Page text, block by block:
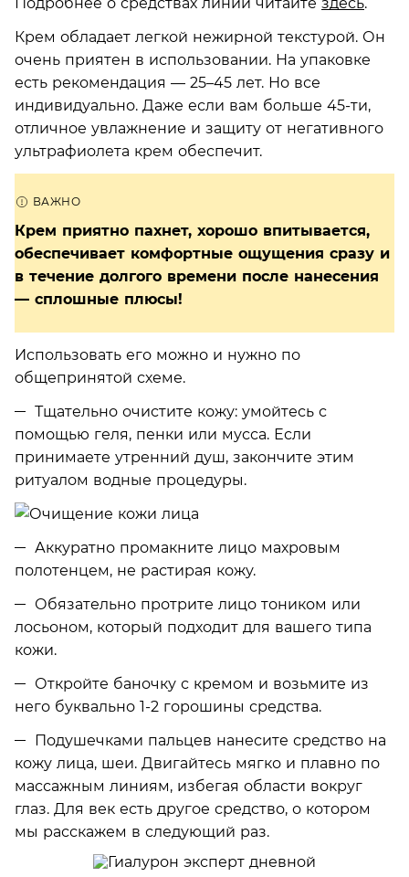
Крем обладает легкой нежирной текстурой. Он
очень приятен в использовании. На упаковке
есть рекомендация —­ 25–45 лет. Но все
индивидуально. Даже если вам больше 45-ти,
отличное увлажнение и защиту от негативного
ультрафиолета крем обеспечит.
Крем приятно пахнет, хорошо впитывается,
обеспечивает комфортные ощущения сразу и
в течение долгого времени после нанесения
— сплошные плюсы!
Использовать его можно и нужно по
общепринятой схеме.
Тщательно очистите кожу: умойтесь с
помощью геля, пенки или мусса. Если
принимаете утренний душ, закончите этим
ритуалом водные процедуры.
Аккуратно промакните лицо махровым
полотенцем, не растирая кожу.
Обязательно протрите лицо тоником или
лосьоном, который подходит для вашего типа
кожи.
Откройте баночку с кремом и возьмите из
него буквально 1-2 горошины средства.
Подушечками пальцев нанесите средство на
кожу лица, шеи. Двигайтесь мягко и плавно по
массажным линиям, избегая области вокруг
глаз. Для век есть другое средство, о котором
мы расскажем в следующий раз.